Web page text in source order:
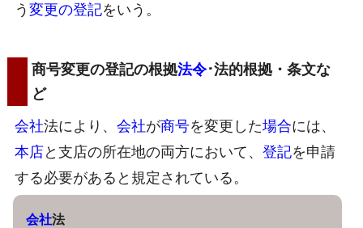
う変更の登記をいう。
商号変更の登記の根拠法令･法的根拠・条文な
ど
会社法により、 会社が商号を変更した場合には、
本店と支店の所在地の両方において、 登記を申請
する必要があると規定されている。
会社法